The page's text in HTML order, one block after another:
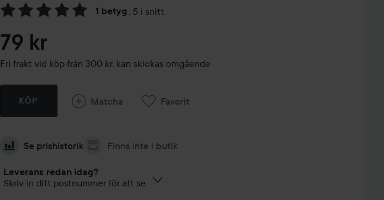
1 betyg , 5 i snitt
Hoppa till Betyg & kommentarer
79 kr
Fri frakt vid köp från 300 kr, kan skickas omgående
KÖP Matcha Favorit
Se prishistorik Finns inte i butik
Leverans redan idag?
Skriv in ditt postnummer för att se